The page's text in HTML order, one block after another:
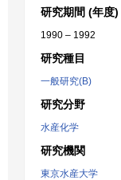
研究期間 (年度)
1990 – 1992
研究種目
一般研究(B)
研究分野
水産化学
研究機関
東京水産大学